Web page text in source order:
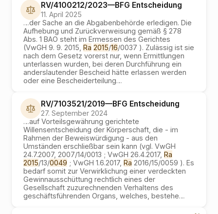
RV/4100212/2023—BFG Entscheidung
11. April 2025
…der Sache an die Abgabenbehörde erledigen. Die
Aufhebung und Zurückverweisung gemäß § 278
Abs. 1 BAO steht im Ermessen des Gerichtes
(VwGH 9. 9. 2015, Ra 2015/16/0037 ). Zulässig ist sie
nach dem Gesetz vorerst nur, wenn Ermittlungen
unterlassen wurden, bei deren Durchführung ein
anderslautender Bescheid hätte erlassen werden
oder eine Bescheiderteilung…
RV/7103521/2019—BFG Entscheidung
27. September 2024
…auf Vorteilsgewährung gerichtete
Willensentscheidung der Körperschaft, die - im
Rahmen der Beweiswürdigung - aus den
Umständen erschließbar sein kann (vgl. VwGH
24.7.2007, 2007/14/0013 ; VwGH 26.4.2017, Ra
2015/13/0049 ; VwGH 1.6.2017, Ra 2016/15/0059 ). Es
bedarf somit zur Verwirklichung einer verdeckten
Gewinnausschüttung rechtlich eines der
Gesellschaft zuzurechnenden Verhaltens des
geschäftsführenden Organs, welches, bestehe…